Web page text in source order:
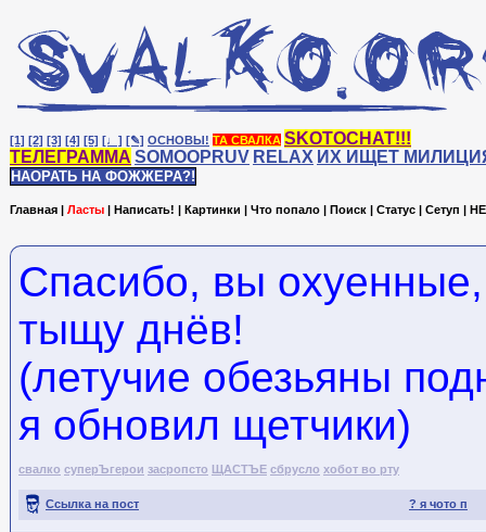
[1] [2] [3] [4] [5] [♩] [✎] ОСНОВЫ! ТА СВАЛКА SKOTOCHAT!!!
ТЕЛЕГРАММА SOMOOPRUV RELAX ИХ ИЩЕТ
НАОРАТЬ НА ФОЖЖЕРА?!
Главная | Ласты | Написать! | Картинки | Что попало | Поиск | Статус | Сетуп |
Спасибо, вы
тыщу днёв!
(летучие обезьяны
я обновил щетчики)
свалко суперЪгерои засропсто ЩАСТЪЕ сбрусло хобот во рту
? я чото п
Ссылка на пост